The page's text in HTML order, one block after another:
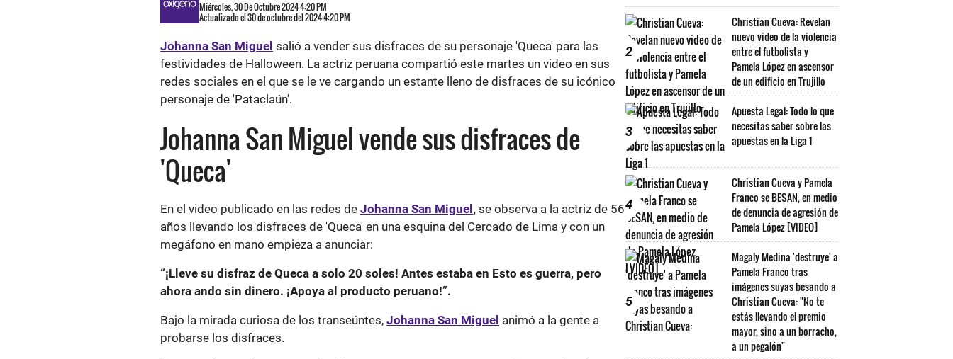
Miércoles, 30 De Octubre 2024 4:20 PM
Actualizado el 30 de octubre del 2024 4:20 PM
Johanna San Miguel salió a vender sus disfraces de su personaje 'Queca' para las
festividades de Halloween. La actriz peruana compartió este martes un video en sus
redes sociales en el que se le ve cargando un estante lleno de disfraces de su icónico
personaje de 'Pataclaún'.
Johanna San Miguel vende sus disfraces de
'Queca'
En el video publicado en las redes de Johanna San Miguel , se observa a la actriz de 56
años llevando los disfraces de 'Queca' en una esquina del Cercado de Lima y con un
megáfono en mano empieza a anunciar:
“¡Lleve su disfraz de Queca a solo 20 soles! Antes estaba en Esto es guerra, pero
ahora ando sin dinero. ¡Apoya al producto peruano!”.
Bajo la mirada curiosa de los transeúntes, Johanna San Miguel animó a la gente a
probarse los disfraces.
2
Christian Cueva: Revelan
nuevo video de la violencia
entre el futbolista y
Pamela López en ascensor
de un edificio en Trujillo
3
Apuesta Legal: Todo lo que
necesitas saber sobre las
apuestas en la Liga 1
4
Christian Cueva y Pamela
Franco se BESAN, en medio
de denuncia de agresión de
Pamela López [VIDEO]
5
Magaly Medina 'destruye' a
Pamela Franco tras
imágenes suyas besando a
Christian Cueva: "No te
estás llevando el premio
mayor, sino a un borracho,
a un pegalón"